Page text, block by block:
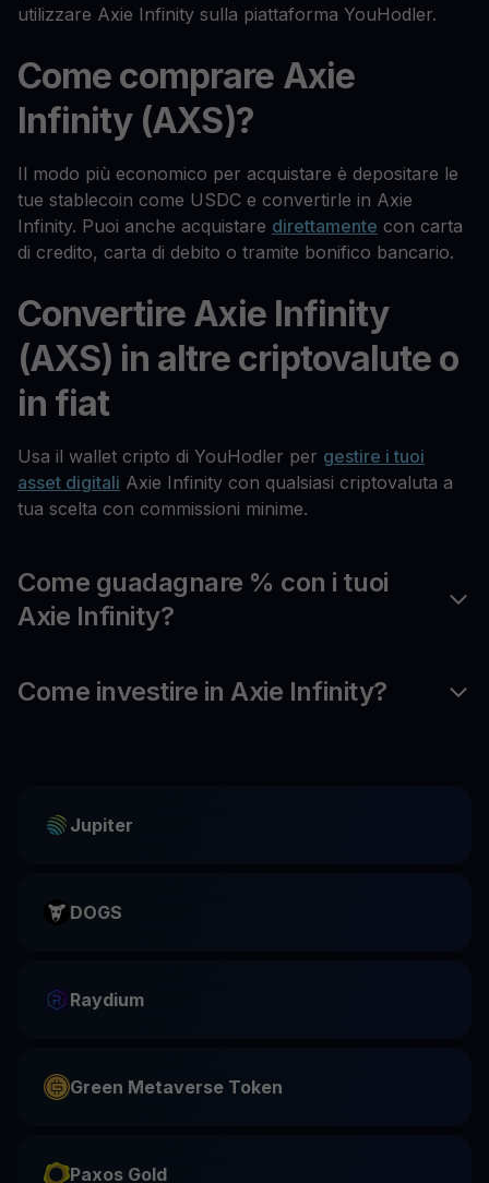
utilizzare Axie Infinity sulla piattaforma YouHodler.
Come comprare Axie
Infinity (AXS)?
Il modo più economico per acquistare è depositare le
tue stablecoin come USDC e convertirle in Axie
Infinity. Puoi anche acquistare direttamente con carta
di credito, carta di debito o tramite bonifico bancario.
Convertire Axie Infinity
(AXS) in altre criptovalute o
in fiat
Usa il wallet cripto di YouHodler per gestire i tuoi
asset digitali Axie Infinity con qualsiasi criptovaluta a
tua scelta con commissioni minime.
Come guadagnare % con i tuoi
Axie Infinity?
Come investire in Axie Infinity?
Jupiter
DOGS
Raydium
Green Metaverse Token
Paxos Gold